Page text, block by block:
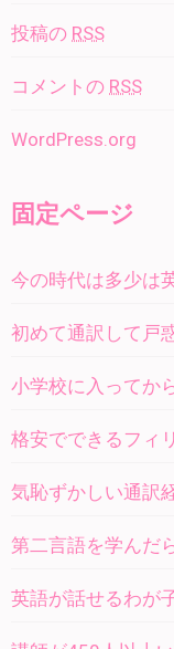
投稿の RSS
コメントの RSS
WordPress.org
固定ページ
今の時代は多少は
初めて通訳して戸
小学校に入ってか
格安でできるフィ
気恥ずかしい通訳
第二言語を学んだ
英語が話せるわが